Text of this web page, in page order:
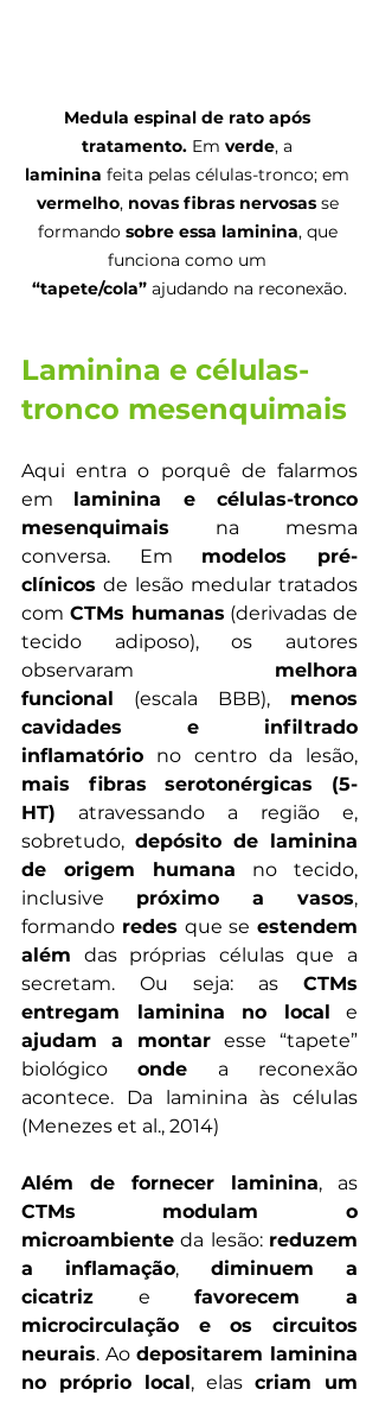
Medula espinal de rato após
tratamento. Em verde, a
laminina feita pelas células-tronco; em
vermelho, novas fibras nervosas se
formando sobre essa laminina, que
funciona como um
“tapete/cola” ajudando na reconexão.
Laminina e células-
tronco mesenquimais
Aqui entra o porquê de falarmos
em laminina e células-tronco
mesenquimais na mesma
conversa. Em modelos pré-
clínicos de lesão medular tratados
com CTMs humanas (derivadas de
tecido adiposo), os autores
observaram melhora
funcional
(escala BBB), menos
cavidades e infiltrado
inflamatório
mais fibras serotonérgicas (5-
HT) atravessando a região e,
sobretudo, depósito de laminina
de origem humana no tecido,
inclusive próximo a vasos,
formando redes que se estendem
além das próprias células que a
secretam. Ou seja: as CTMs
entregam laminina no local
ajudam a montar esse “tapete”
biológico onde a reconexão
acontece. Da laminina às células
(Menezes et al., 2014)
Além de fornecer laminina
CTMs
modulam o
microambiente da lesão: reduzem
a inflamação, diminuem a
cicatriz e favorecem a
microcirculação e os circuitos
neurais. Ao depositarem laminina
no próprio local, elas criam um